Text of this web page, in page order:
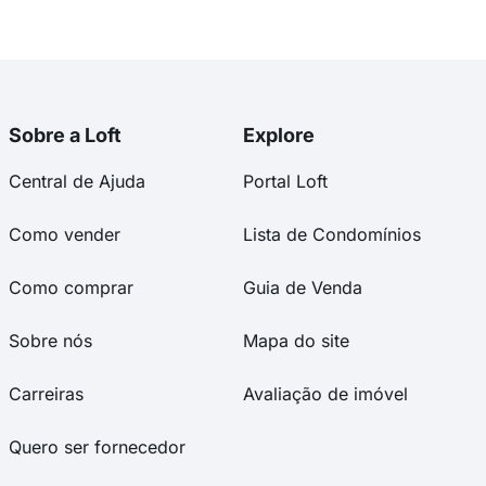
Sobre a Loft
Central de Ajuda
Como vender
Como comprar
Sobre nós
Carreiras
Quero ser fornecedor
Explore
Portal Loft
Lista de Condomínios
Guia de Venda
Mapa do site
Avaliação de imóvel